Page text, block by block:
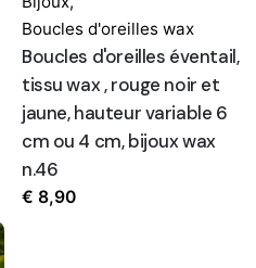
Boucles d'oreilles wax
Boucles d'oreilles éventail,
tissu wax , rouge noir et
jaune, hauteur variable 6
cm ou 4 cm, bijoux wax
n.46
€ 8,90